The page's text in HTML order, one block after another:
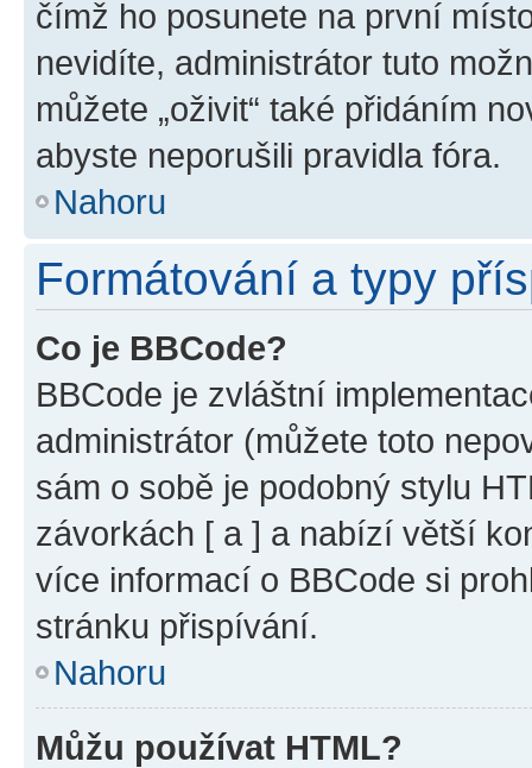
čímž ho posunete na první
nevidíte, administrátor tuto
můžete „oživit“ také přidáním
abyste neporušili pravidla fóra.
Nahoru
Formátování a typy
Co je BBCode?
BBCode je zvláštní
administrátor (můžete toto
sám o sobě je podobný stylu
závorkách [ a ] a nabízí větší
více informací o BBCode si
stránku přispívání.
Nahoru
Můžu používat HTML?